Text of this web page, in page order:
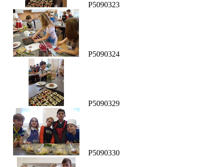
P5090323
P5090324
P5090329
P5090330